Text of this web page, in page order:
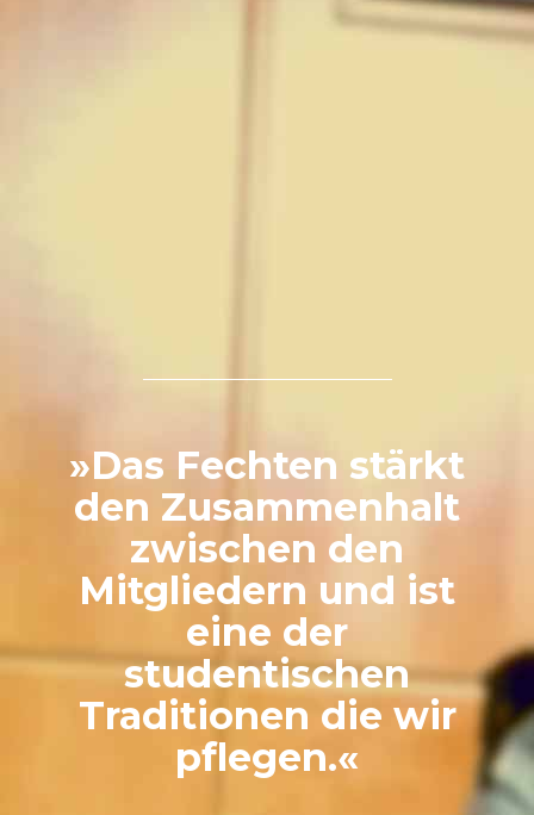
»Das Fechten stärkt
den Zusammenhalt
zwischen den
Mitgliedern und ist
eine der
studentischen
Traditionen die wir
pflegen.«